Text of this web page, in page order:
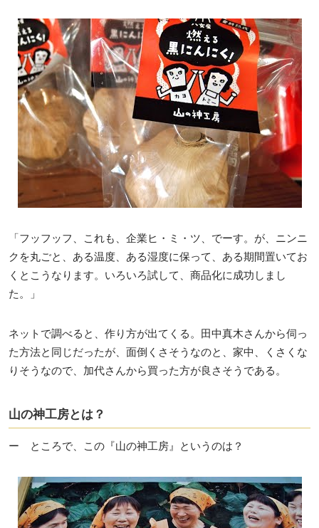
「フッフッフ、これも、企業ヒ・ミ・ツ、でーす。が、ニンニ
クを丸ごと、ある温度、ある湿度に保って、ある期間置いてお
くとこうなります。いろいろ試して、商品化に成功しまし
た。」
ネットで調べると、作り方が出てくる。田中真木さんから伺っ
た方法と同じだったが、面倒くさそうなのと、家中、くさくな
りそうなので、加代さんから買った方が良さそうである。
山の神工房とは？
ー ところで、この『山の神工房』というのは？